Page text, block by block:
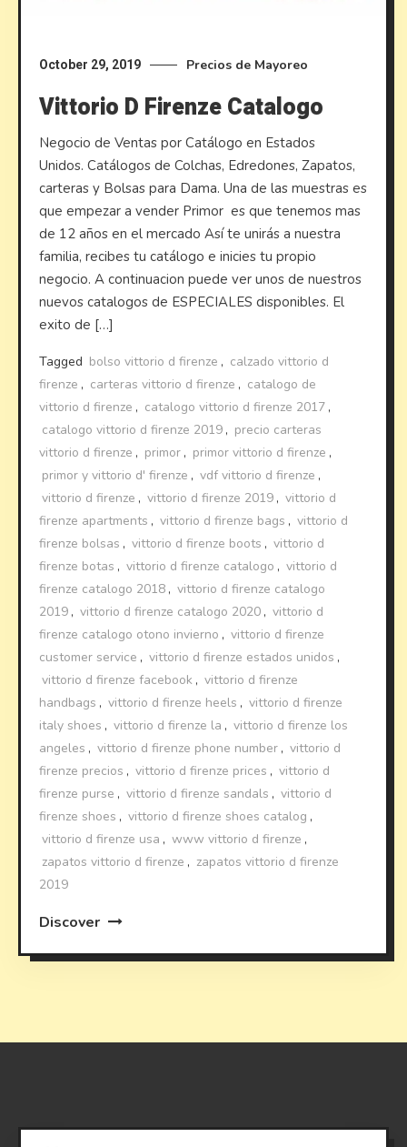
October 29, 2019 Precios de Mayoreo
Vittorio D Firenze Catalogo
Negocio de Ventas por Catálogo en Estados
Unidos. Catálogos de Colchas, Edredones, Zapatos,
carteras y Bolsas para Dama. Una de las muestras es
que empezar a vender Primor es que tenemos mas
de 12 años en el mercado Así te unirás a nuestra
familia, recibes tu catálogo e inicies tu propio
negocio. A continuacion puede ver unos de nuestros
nuevos catalogos de ESPECIALES disponibles. El
exito de […]
Tagged bolso vittorio d firenze , calzado vittorio d
firenze , carteras vittorio d firenze , catalogo de
vittorio d firenze , catalogo vittorio d firenze 2017 ,
catalogo vittorio d firenze 2019 , precio carteras
vittorio d firenze , primor , primor vittorio d firenze ,
primor y vittorio d' firenze , vdf vittorio d firenze ,
vittorio d firenze , vittorio d firenze 2019 , vittorio d
firenze apartments , vittorio d firenze bags , vittorio d
firenze bolsas , vittorio d firenze boots , vittorio d
firenze botas , vittorio d firenze catalogo , vittorio d
firenze catalogo 2018 , vittorio d firenze catalogo
2019 , vittorio d firenze catalogo 2020 , vittorio d
firenze catalogo otono invierno , vittorio d firenze
customer service , vittorio d firenze estados unidos ,
vittorio d firenze facebook , vittorio d firenze
handbags , vittorio d firenze heels , vittorio d firenze
italy shoes , vittorio d firenze la , vittorio d firenze los
angeles , vittorio d firenze phone number , vittorio d
firenze precios , vittorio d firenze prices , vittorio d
firenze purse , vittorio d firenze sandals , vittorio d
firenze shoes , vittorio d firenze shoes catalog ,
vittorio d firenze usa , www vittorio d firenze ,
zapatos vittorio d firenze , zapatos vittorio d firenze
2019
Discover